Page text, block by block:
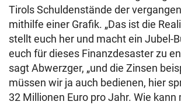
Tirols Schuldenstände der
mithilfe einer Grafik. „Das ist die
stellt euch her und macht ein Jubel-
euch für dieses Finanzdesaster zu
sagt Abwerzger, „und die Zinsen
müssen wir ja auch bedienen, hier
32 Millionen Euro pro Jahr. Wie